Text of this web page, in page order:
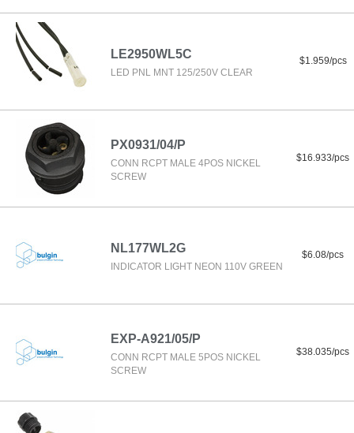
LE2950WL5C
LED PNL MNT 125/250V CLEAR
$1.959/pcs
PX0931/04/P
CONN RCPT MALE 4POS NICKEL
SCREW
$16.933/pcs
NL177WL2G
INDICATOR LIGHT NEON 110V GREEN
$6.08/pcs
EXP-A921/05/P
CONN RCPT MALE 5POS NICKEL
SCREW
$38.035/pcs